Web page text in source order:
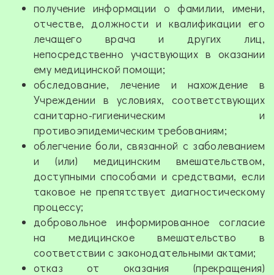
получение информации о фамилии, имени,
отчестве, должности и квалификации его
лечащего врача и других лиц,
непосредственно участвующих в оказании
ему медицинской помощи;
обследование, лечение и нахождение в
Учреждении в условиях, соответствующих
санитарно-гигиеническим и
противоэпидемическим требованиям;
облегчение боли, связанной с заболеванием
и (или) медицинским вмешательством,
доступными способами и средствами, если
таковое не препятствует диагностическому
процессу;
добровольное информированное согласие
на медицинское вмешательство в
соответствии с законодательными актами;
отказ от оказания (прекращения)